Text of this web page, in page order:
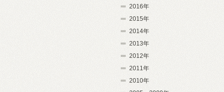
2016年
2015年
2014年
2013年
2012年
2011年
2010年